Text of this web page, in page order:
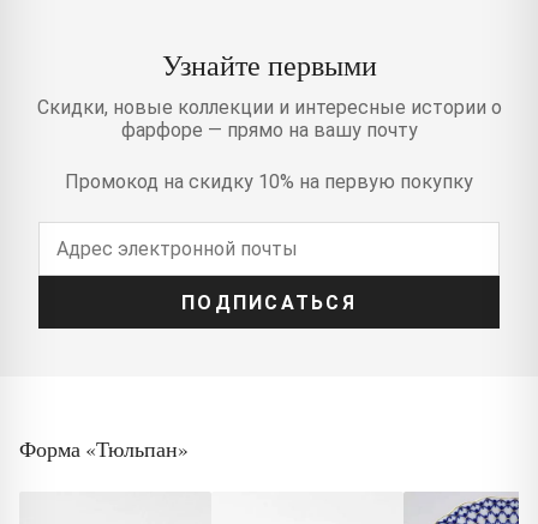
Узнайте первыми
Скидки, новые коллекции и интересные истории о
фарфоре — прямо на вашу почту
Промокод на скидку 10% на первую покупку
ПОДПИСАТЬСЯ
Форма «Тюльпан»